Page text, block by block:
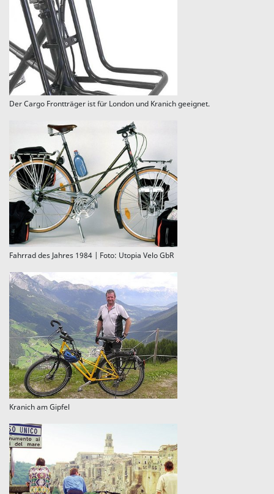
Der Cargo Frontträger ist für London und Kranich geeignet.
Fahrrad des Jahres 1984 | Foto: Utopia Velo GbR
Kranich am Gipfel